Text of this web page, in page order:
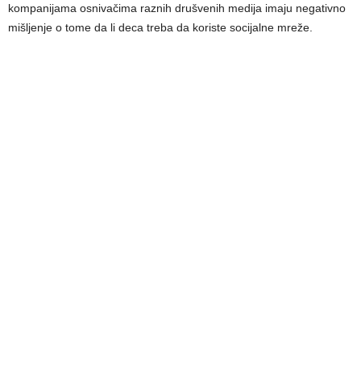
kompanijama osnivačima raznih drušvenih medija imaju negativno
mišljenje o tome da li deca treba da koriste socijalne mreže.